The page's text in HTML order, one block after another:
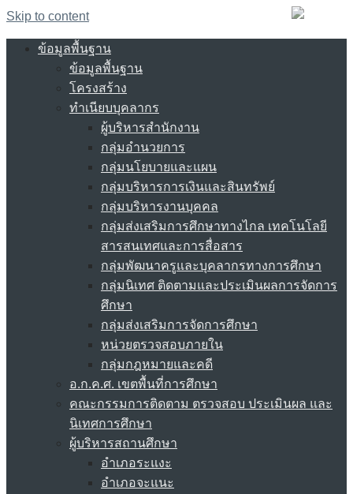
Skip to content
ข้อมูลพื้นฐาน
ข้อมูลพื้นฐาน
โครงสร้าง
ทำเนียบบุคลากร
ผู้บริหารสำนักงาน
กลุ่มอำนวยการ
กลุ่มนโยบายและแผน
กลุ่มบริหารการเงินและสินทรัพย์
กลุ่มบริหารงานบุคคล
กลุ่มส่งเสริมการศึกษาทางไกล เทคโนโลยี
สารสนเทศและการสื่อสาร
กลุ่มพัฒนาครูและบุคลากรทางการศึกษา
กลุ่มนิเทศ ติดตามและประเมินผลการจัดการ
ศึกษา
กลุ่มส่งเสริมการจัดการศึกษา
หน่วยตรวจสอบภายใน
กลุ่มกฎหมายและคดี
อ.ก.ค.ศ. เขตพื้นที่การศึกษา
คณะกรรมการติดตาม ตรวจสอบ ประเมินผล และ
นิเทศการศึกษา
ผู้บริหารสถานศึกษา
อำเภอระแงะ
อำเภอจะแนะ